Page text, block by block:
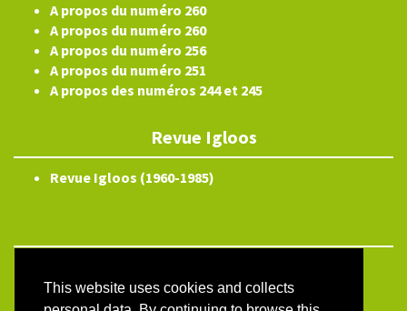
This website uses cookies and collects
A propos du numéro 260
A propos du numéro 260
A propos du numéro 256
A propos du numéro 251
A propos des numéros 244 et 245
Revue Igloos
Revue Igloos (1960-1985)
Site map